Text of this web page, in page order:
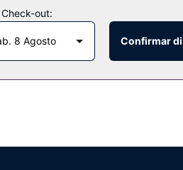
grátis, servido diariamente entre
out:
8 Agosto Confirmar